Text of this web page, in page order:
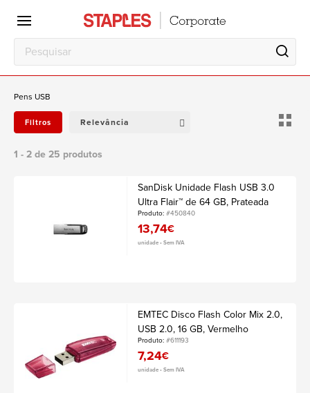
Escritório
Local
trabalho
Pens USB
Filtros Relevância
1 - 2 de 25 produtos
SanDisk Unidade Flash USB 3.0
Ultra Flair™ de 64 GB, Prateada
Produto:#450840
13,74€
unidade • Sem IVA
EMTEC Disco Flash Color Mix 2.0,
USB 2.0, 16 GB, Vermelho
Produto:#611193
7,24€
unidade • Sem IVA